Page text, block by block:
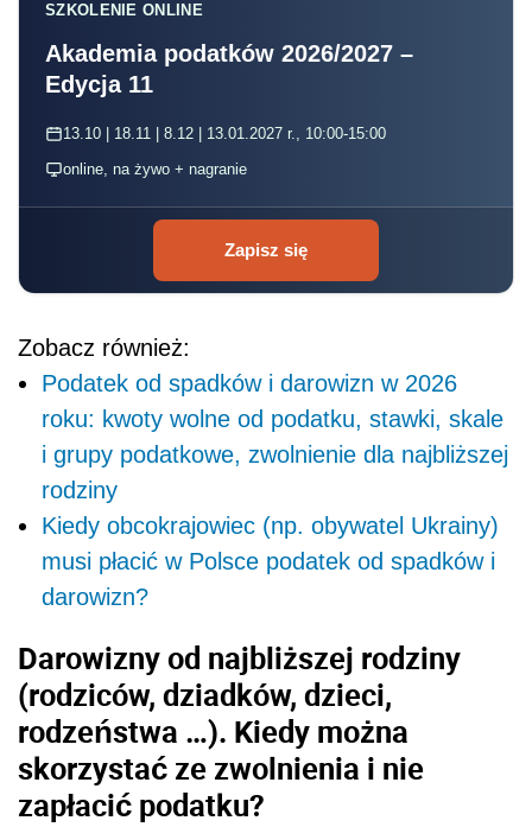
SZKOLENIE ONLINE
Akademia podatków 2026/2027 –
Edycja 11
13.10 | 18.11 | 8.12 | 13.01.2027 r., 10:00-15:00
online, na żywo + nagranie
Zapisz się
Zobacz również:
Podatek od spadków i darowizn w 2026
roku: kwoty wolne od podatku, stawki, skale
i grupy podatkowe, zwolnienie dla najbliższej
rodziny
Kiedy obcokrajowiec (np. obywatel Ukrainy)
musi płacić w Polsce podatek od spadków i
darowizn?
Darowizny od najbliższej rodziny
(rodziców, dziadków, dzieci,
rodzeństwa …). Kiedy można
skorzystać ze zwolnienia i nie
zapłacić podatku?